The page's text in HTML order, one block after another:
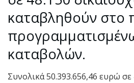
καταβληθούν στο
καταβολών.
Συνολικά 50.393.656,46 ευρώ σε